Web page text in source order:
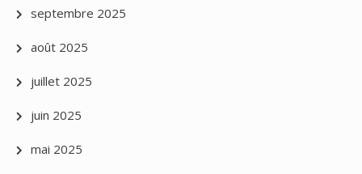
septembre 2025
août 2025
juillet 2025
juin 2025
mai 2025